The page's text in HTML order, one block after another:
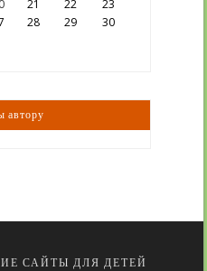
21 22
23
28 29
30
автору
САЙТЫ ДЛЯ ДЕТЕЙ